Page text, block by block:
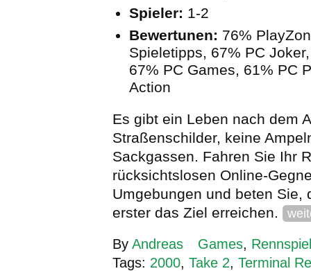
Spieler: 1-2
Bewertunen: 76%
Spieletipps, 67% PC
67% PC Games, 61% PC
Action
Es gibt ein Leben nach dem
Straßenschilder, keine
Sackgassen. Fahren Sie Ihr
rücksichtslosen Online-
Umgebungen und beten Sie,
erster das Ziel erreichen.
By Andreas Games, Rennspiel
Tags: 2000, Take 2, Terminal